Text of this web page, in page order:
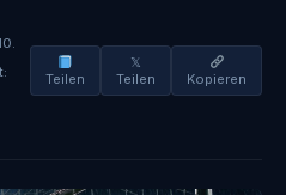
Teilen
𝕏
Teilen
Kopieren